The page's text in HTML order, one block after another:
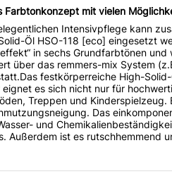
Farbtonkonzept mit vielen
Intensivpflege kann
Öl HSO-118 [eco] eingesetzt
in sechs Grundfarbtönen
über das remmers-mix System
festkörperreiche High-
eignet es sich nicht nur für
Treppen und
Das
und
Außerdem ist es rutschhemmend